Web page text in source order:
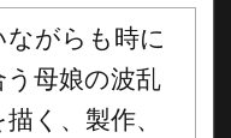
ながらも時に
う母娘の波乱
く、製作、